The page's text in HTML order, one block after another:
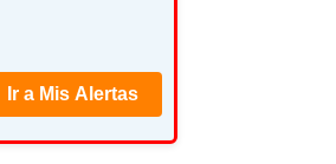
Ir a Mis Alertas